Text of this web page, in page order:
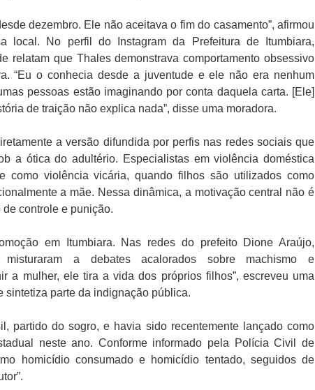
dezembro. Ele não aceitava o fim do casamento”, afirmou
local. No perfil do Instagram da Prefeitura de Itumbiara,
relatam que Thales demonstrava comportamento obsessivo
“Eu o conhecia desde a juventude e ele não era nenhum
pessoas estão imaginando por conta daquela carta. [Ele]
de traição não explica nada”, disse uma moradora.
a versão difundida por perfis nas redes sociais que
a ótica do adultério. Especialistas em violência doméstica
como violência vicária, quando filhos são utilizados como
a mãe. Nessa dinâmica, a motivação central não é
de controle e punição.
em Itumbiara. Nas redes do prefeito Dione Araújo,
a debates acalorados sobre machismo e
a mulher, ele tira a vida dos próprios filhos”, escreveu uma
sintetiza parte da indignação pública.
partido do sogro, e havia sido recentemente lançado como
neste ano. Conforme informado pela Polícia Civil de
homicídio consumado e homicídio tentado, seguidos de